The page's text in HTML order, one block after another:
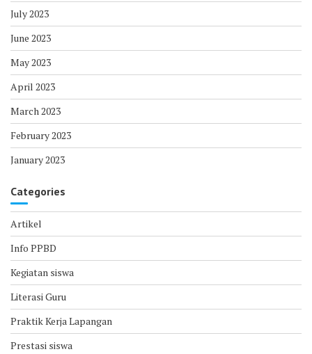
July 2023
June 2023
May 2023
April 2023
March 2023
February 2023
January 2023
Categories
Artikel
Info PPBD
Kegiatan siswa
Literasi Guru
Praktik Kerja Lapangan
Prestasi siswa